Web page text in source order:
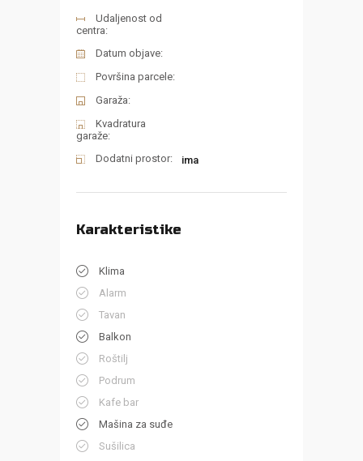
Udaljenost od
centra:
Datum objave:
Površina parcele:
Garaža:
Kvadratura
garaže:
Dodatni prostor:
ima
Karakteristike
Klima
Alarm
Tavan
Balkon
Roštilj
Podrum
Kafe bar
Mašina za suđe
Sušilica